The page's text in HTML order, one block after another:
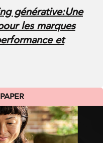
générative:Une
les marques
et